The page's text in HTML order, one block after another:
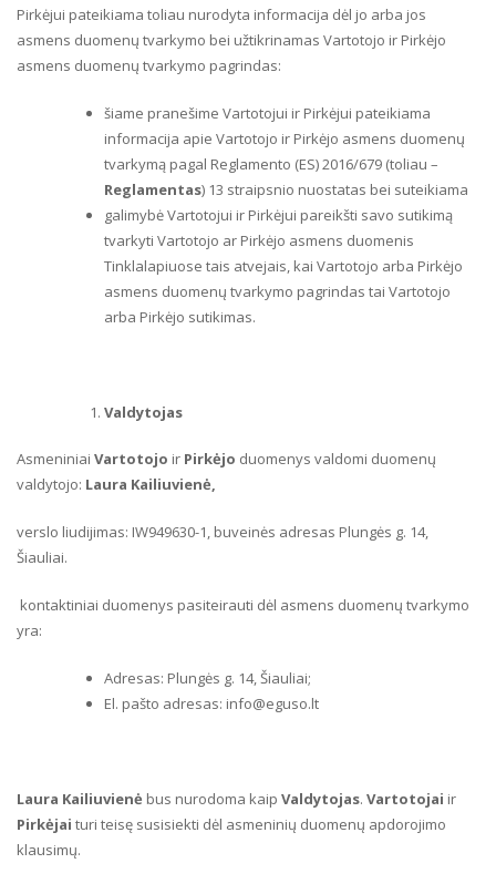
Pirkėjui pateikiama toliau nurodyta informacija dėl jo arba jos
asmens duomenų tvarkymo bei užtikrinamas Vartotojo ir Pirkėjo
asmens duomenų tvarkymo pagrindas:
šiame pranešime Vartotojui ir Pirkėjui pateikiama
informacija apie Vartotojo ir Pirkėjo asmens duomenų
tvarkymą pagal Reglamento (ES) 2016/679 (toliau –
Reglamentas) 13 straipsnio nuostatas bei suteikiama
galimybė Vartotojui ir Pirkėjui pareikšti savo sutikimą
tvarkyti Vartotojo ar Pirkėjo asmens duomenis
Tinklalapiuose tais atvejais, kai Vartotojo arba Pirkėjo
asmens duomenų tvarkymo pagrindas tai Vartotojo
arba Pirkėjo sutikimas.
Valdytojas
Asmeniniai Vartotojo ir Pirkėjo duomenys valdomi duomenų
valdytojo: Laura Kailiuvienė,
verslo liudijimas: IW949630-1, buveinės adresas Plungės g. 14,
Šiauliai.
kontaktiniai duomenys pasiteirauti dėl asmens duomenų tvarkymo
yra:
Adresas: Plungės g. 14, Šiauliai;
El. pašto adresas: info@eguso.lt
Laura Kailiuvienė bus nurodoma kaip Valdytojas. Vartotojai ir
Pirkėjai turi teisę susisiekti dėl asmeninių duomenų apdorojimo
klausimų.